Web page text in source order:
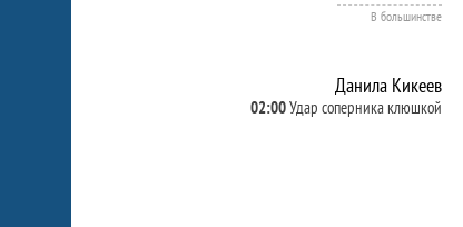
В большинстве
Данила Кикеев
02:00Удар соперника клюшкой